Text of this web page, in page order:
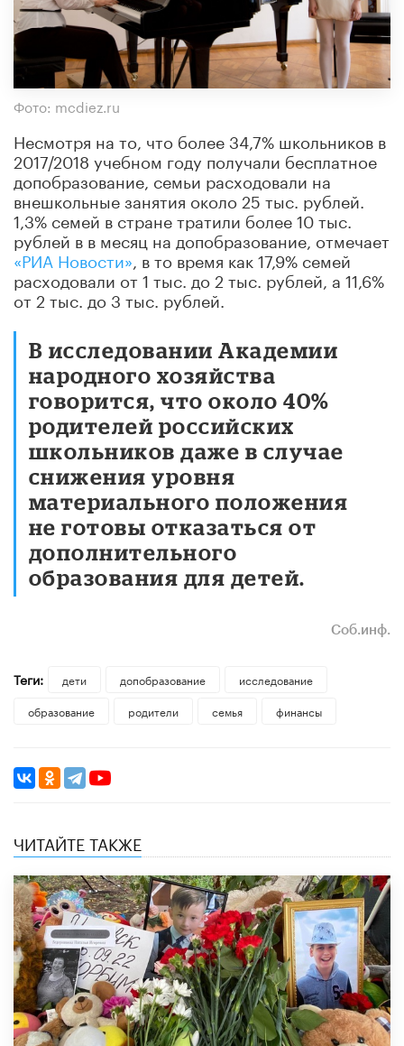
Фото: mcdiez.ru
Несмотря на то, что более 34,7% школьников в
2017/2018 учебном году получали бесплатное
допобразование, семьи расходовали на
внешкольные занятия около 25 тыс. рублей.
1,3% семей в стране тратили более 10 тыс.
рублей в в месяц на допобразование, отмечает
«РИА Новости» , в то время как 17,9% семей
расходовали от 1 тыс. до 2 тыс. рублей, а 11,6%
от 2 тыс. до 3 тыс. рублей.
В исследовании Академии
народного хозяйства
говорится, что около 40%
родителей российских
школьников даже в случае
снижения уровня
материального положения
не готовы отказаться от
дополнительного
образования для детей.
Соб.инф.
Теги: дети допобразование
исследование
образование
родители семья финансы
ЧИТАЙТЕ ТАКЖЕ